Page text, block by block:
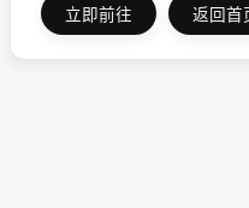
立即前往 返回首